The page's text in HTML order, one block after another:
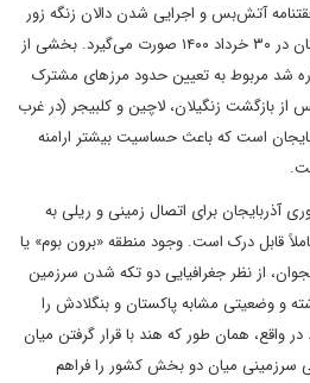
‌‌آتش‌بس و اجرایی شدن دالان زنگه زور
تا قبل از انتخابات پارلمانی ارمنستان در ۳۰ خرداد ۱۴۰۰ صورت می‌گیرد. بخشی از
شد مربوط به تعیین حدود مرزهای مشترک
از بازگشت زنگیلان، لاچین و کلبیجر (در غرب
است که باعث حساسیت بیشتر ارامنه
آذربایجان برای اتصال زمینی و ریلی به
نیز کاملاً قابل درک است. وجود منطقه «برون بوم» یا
از نظر جغرافیایی دو تکه شدن سرزمین
و وضعیتی مشابه پاکستان و بنگلادش را
واقع، همان طور که هند با قرار گرفتن میان
سرزمینی میان دو بخش کشور را فراهم